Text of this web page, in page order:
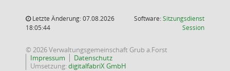
Letzte Änderung: 07.08.2026
18:05:44
Software:Sitzungsdienst
Session(Wird in
© 2026 Verwaltungsgemeinschaft Grub a.Forst
Impressum
Datenschutz
Umsetzung:digitalfabriX GmbH